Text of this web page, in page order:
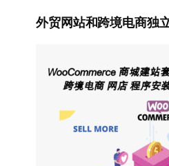
外贸网站和跨境电商独